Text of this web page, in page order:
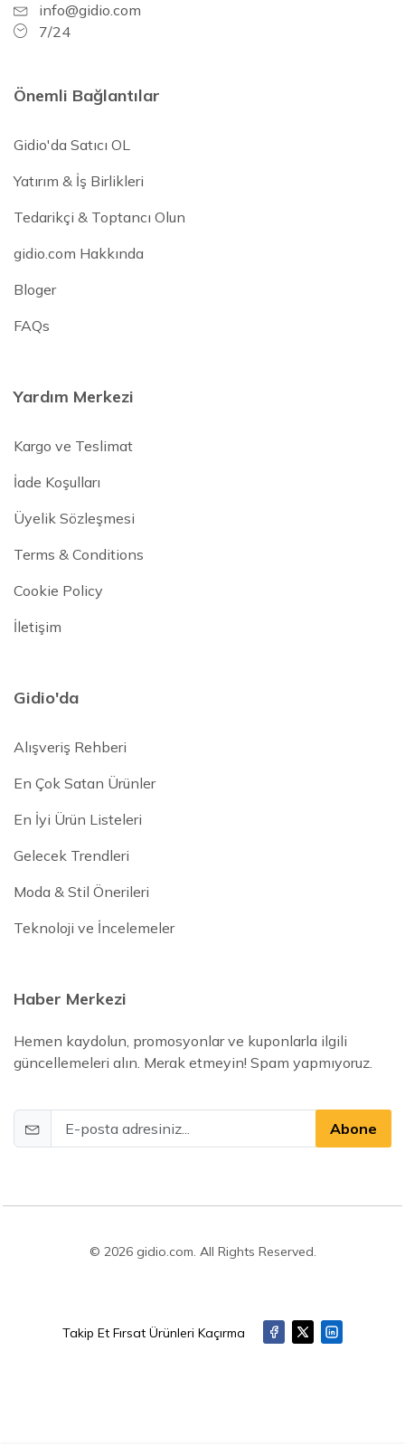
info@gidio.com
7/24
Önemli Bağlantılar
Gidio'da Satıcı OL
Yatırım & İş Birlikleri
Tedarikçi & Toptancı Olun
gidio.com Hakkında
Bloger
FAQs
Yardım Merkezi
Kargo ve Teslimat
İade Koşulları
Üyelik Sözleşmesi
Terms & Conditions
Cookie Policy
İletişim
Gidio'da
Alışveriş Rehberi
En Çok Satan Ürünler
En İyi Ürün Listeleri
Gelecek Trendleri
Moda & Stil Önerileri
Teknoloji ve İncelemeler
Haber Merkezi
Hemen kaydolun, promosyonlar ve kuponlarla ilgili
güncellemeleri alın. Merak etmeyin! Spam yapmıyoruz.
Abone
© 2026 gidio.com. All Rights Reserved.
Takip Et Fırsat Ürünleri Kaçırma